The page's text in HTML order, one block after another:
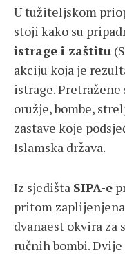
U tužiteljskom
stoji kako su
istrage i zaštitu
akciju koja je
istrage.
oružje, bombe,
zastave koje
Islamska država.
Iz sjedišta SIPA-e
pritom
dvanaest okvira za
ručnih bombi.